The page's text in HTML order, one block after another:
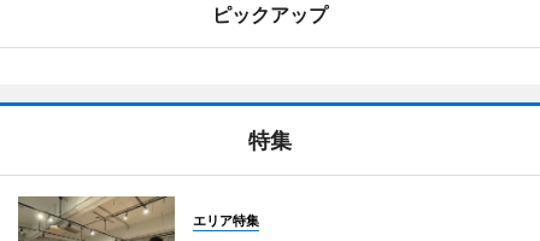
ピックアップ
特集
エリア特集